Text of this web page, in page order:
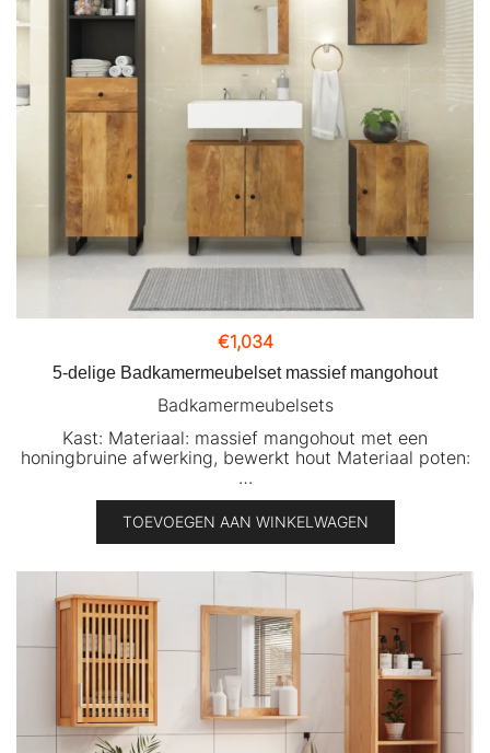
€1,034
5-delige Badkamermeubelset massief mangohout
Badkamermeubelsets
Kast: Materiaal: massief mangohout met een
honingbruine afwerking, bewerkt hout Materiaal poten:
…
TOEVOEGEN AAN WINKELWAGEN